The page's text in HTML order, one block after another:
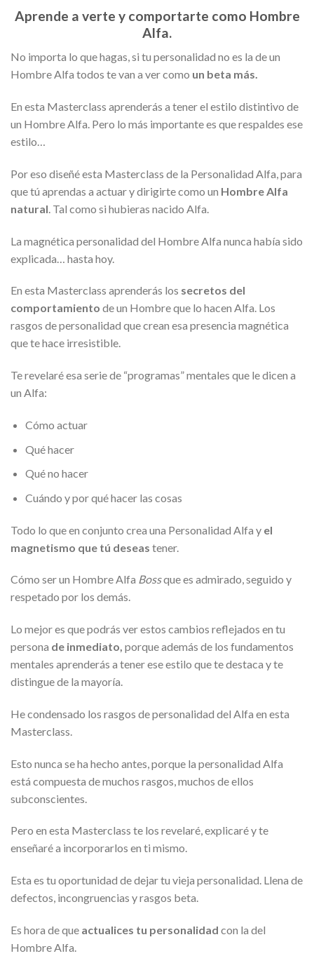
Aprende a verte y comportarte como Hombre
Alfa.
No importa lo que hagas, si tu personalidad no es la de un
Hombre Alfa todos te van a ver como un beta más.
En esta Masterclass aprenderás a tener el estilo distintivo de
un Hombre Alfa. Pero lo más importante es que respaldes ese
estilo…
Por eso diseñé esta Masterclass de la Personalidad Alfa, para
que tú aprendas a actuar y dirigirte como un Hombre Alfa
natural . Tal como si hubieras nacido Alfa.
La magnética personalidad del Hombre Alfa nunca había sido
explicada… hasta hoy.
En esta Masterclass aprenderás los secretos del
comportamiento de un Hombre que lo hacen Alfa. Los
rasgos de personalidad que crean esa presencia magnética
que te hace irresistible.
Te revelaré esa serie de “programas” mentales que le dicen a
un Alfa:
Cómo actuar
Qué hacer
Qué no hacer
Cuándo y por qué hacer las cosas
Todo lo que en conjunto crea una Personalidad Alfa y el
magnetismo que tú deseas tener.
Cómo ser un Hombre Alfa Bossque es admirado, seguido y
respetado por los demás.
Lo mejor es que podrás ver estos cambios reflejados en tu
persona de inmediato, porque además de los fundamentos
mentales aprenderás a tener ese estilo que te destaca y te
distingue de la mayoría.
He condensado los rasgos de personalidad del Alfa en esta
Masterclass.
Esto nunca se ha hecho antes, porque la personalidad Alfa
está compuesta de muchos rasgos, muchos de ellos
subconscientes.
Pero en esta Masterclass te los revelaré, explicaré y te
enseñaré a incorporarlos en ti mismo.
Esta es tu oportunidad de dejar tu vieja personalidad. Llena de
defectos, incongruencias y rasgos beta.
Es hora de que actualices tu personalidad con la del
Hombre Alfa.